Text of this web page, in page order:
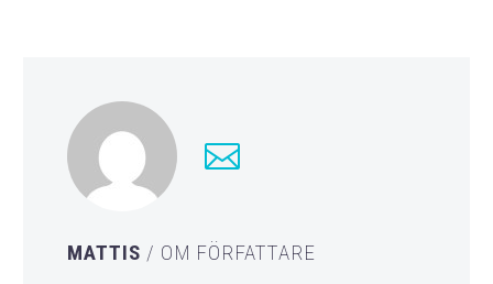
MATTIS / OM FÖRFATTARE